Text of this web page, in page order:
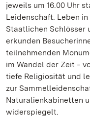
jeweils um 16.00 Uhr
Leidenschaft. Leben
Staatlichen Schlösser
erkunden
teilnehmenden
im Wandel der Zeit ‒
tiefe Religiosität und
zur
Naturalienkabinetten
widerspiegelt.